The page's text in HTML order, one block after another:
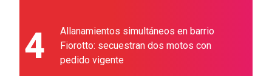
4
Allanamientos simultáneos en barrio
Fiorotto: secuestran dos motos con
pedido vigente